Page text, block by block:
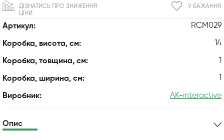
Артикул: RCM029
Коробка, висота, см: 14
Коробка, товщина, см: 1
Коробка, ширина, см: 1
Виробник: AK-interactive
У БАЖАННЯ
ДІЗНАТИСЬ ПРО ЗНИЖЕННЯ
ЦІНИ
Опис